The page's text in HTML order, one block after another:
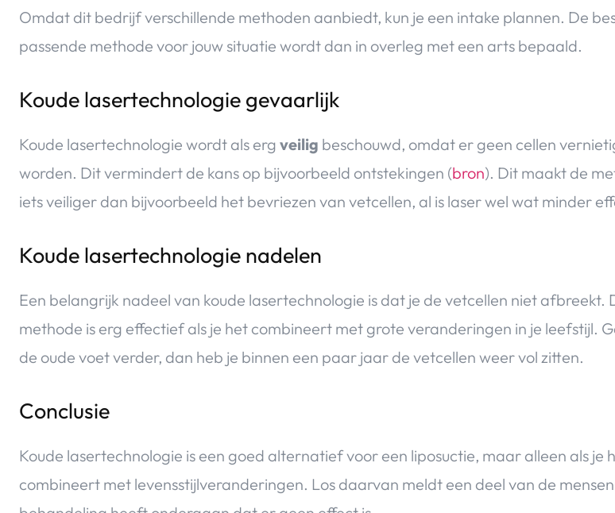
Omdat dit bedrijf verschillende methoden aanbiedt, kun je een intake plannen. De
passende methode voor jouw situatie wordt dan in overleg met een arts bepaald.
Koude lasertechnologie gevaarlijk
Koude lasertechnologie wordt als erg veilig beschouwd, omdat er geen cellen
worden. Dit vermindert de kans op bijvoorbeeld ontstekingen (bron). Dit maakt de
iets veiliger dan bijvoorbeeld het bevriezen van vetcellen, al is laser wel wat minder
Koude lasertechnologie nadelen
Een belangrijk nadeel van koude lasertechnologie is dat je de vetcellen niet afbreekt.
methode is erg effectief als je het combineert met grote veranderingen in je leefstijl.
de oude voet verder, dan heb je binnen een paar jaar de vetcellen weer vol zitten.
Conclusie
Koude lasertechnologie is een goed alternatief voor een liposuctie, maar alleen als je
combineert met levensstijlveranderingen. Los daarvan meldt een deel van de